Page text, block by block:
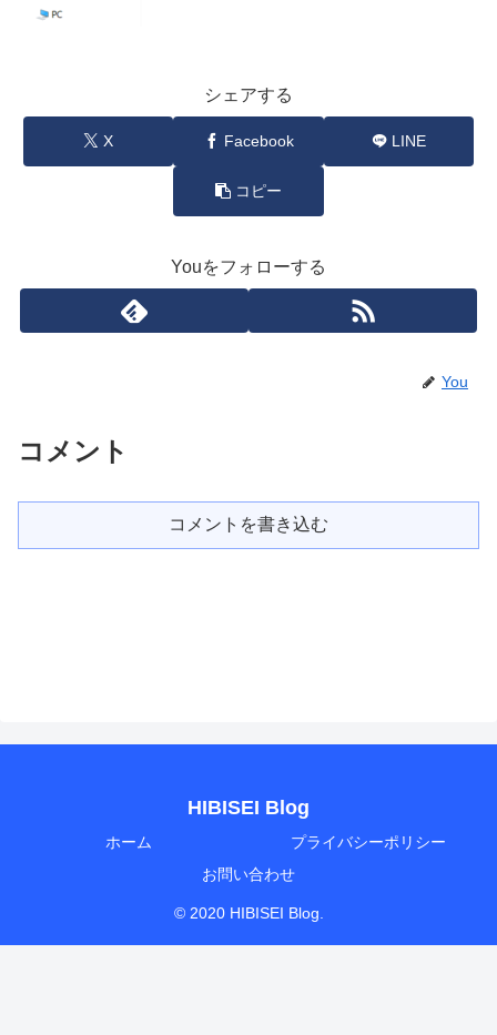
シェアする
X Facebook LINE
コピー
Youをフォローする
You
コメント
コメントを書き込む
HIBISEI Blog
ホーム
プライバシーポリシー
お問い合わせ
© 2020 HIBISEI Blog.